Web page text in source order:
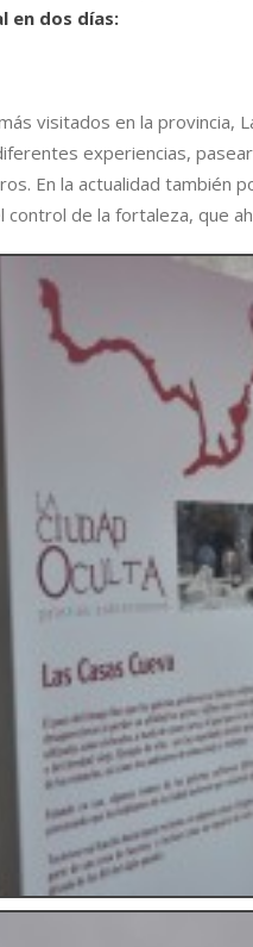
en dos días:
visitados en la provincia,
experiencias,
En la actualidad también
de la fortaleza, que